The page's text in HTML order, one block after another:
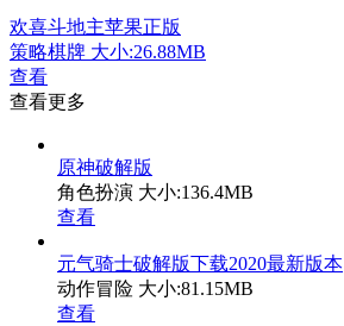
欢喜斗地主苹果正版
策略棋牌 大小:26.88MB
查看
查看更多
原神破解版
角色扮演 大小:136.4MB
查看
元气骑士破解版下载2020最新版本
动作冒险 大小:81.15MB
查看